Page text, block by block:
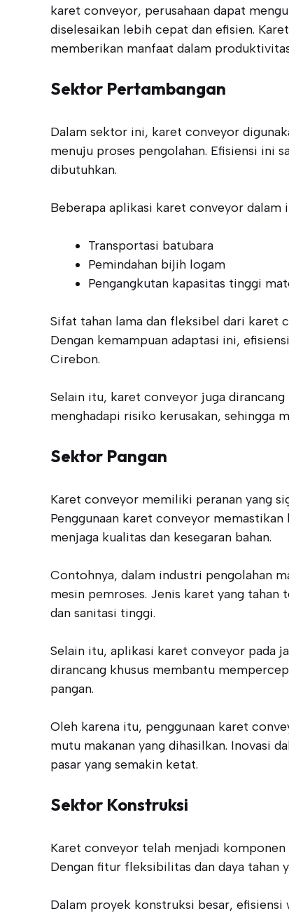
karet conveyor, perusahaan dapat
diselesaikan lebih cepat dan efisien.
memberikan manfaat dalam
Sektor Pertambangan
Dalam sektor ini, karet conveyor
menuju proses pengolahan. Efisiensi ini
dibutuhkan.
Beberapa aplikasi karet conveyor dalam
Transportasi batubara
Pemindahan bijih logam
Pengangkutan kapasitas tinggi
Sifat tahan lama dan fleksibel dari karet
Dengan kemampuan adaptasi ini,
Cirebon.
Selain itu, karet conveyor juga
menghadapi risiko kerusakan, sehingga
Sektor Pangan
Karet conveyor memiliki peranan yang
Penggunaan karet conveyor
menjaga kualitas dan kesegaran bahan.
Contohnya, dalam industri pengolahan
mesin pemroses. Jenis karet yang
dan sanitasi tinggi.
Selain itu, aplikasi karet conveyor pada
dirancang khusus membantu
pangan.
Oleh karena itu, penggunaan karet
mutu makanan yang dihasilkan. Inovasi
pasar yang semakin ketat.
Sektor Konstruksi
Karet conveyor telah menjadi
Dengan fitur fleksibilitas dan daya tahan
Dalam proyek konstruksi besar,